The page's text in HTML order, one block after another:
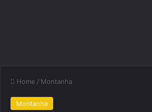
Home / Montanha
Montanha